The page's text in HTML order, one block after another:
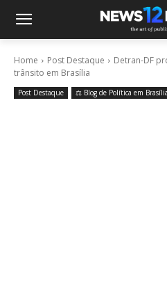
Home Post Destaque
Detran-DF
trânsito em Brasília
Post Destaque ⚖️ Blog de Política em Brasília